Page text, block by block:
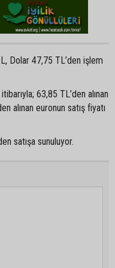
Dolar 47,75 TL’den işlem
63,85 TL’den alınan
alınan euronun satış fiyatı
satışa sunuluyor.